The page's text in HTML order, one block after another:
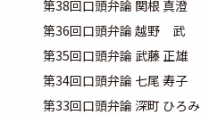
第38回口頭弁論 関根 真澄
第36回口頭弁論 越野 武
第35回口頭弁論 武藤 正雄
第34回口頭弁論 七尾 寿子
第33回口頭弁論 深町 ひろみ